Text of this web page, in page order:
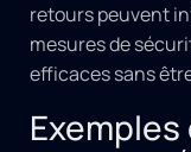
retours peuvent
mesures de
efficaces sans